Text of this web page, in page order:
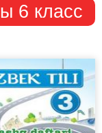
6 класс